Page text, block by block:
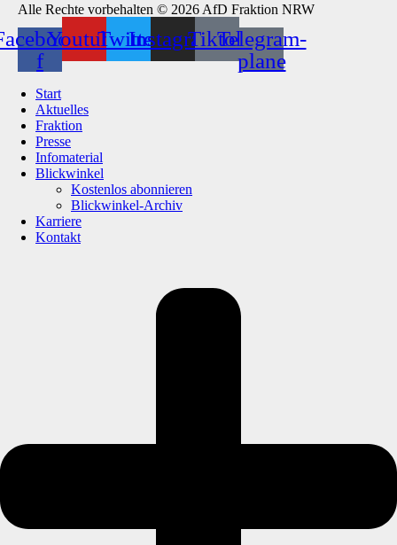
Alle Rechte vorbehalten © 2026 AfD Fraktion NRW
f
YoutubeTwitterInstagramTiktokTelegram-
plane
Start
Aktuelles
Fraktion
Presse
Infomaterial
Blickwinkel
Kostenlos abonnieren
Blickwinkel-Archiv
Karriere
Kontakt